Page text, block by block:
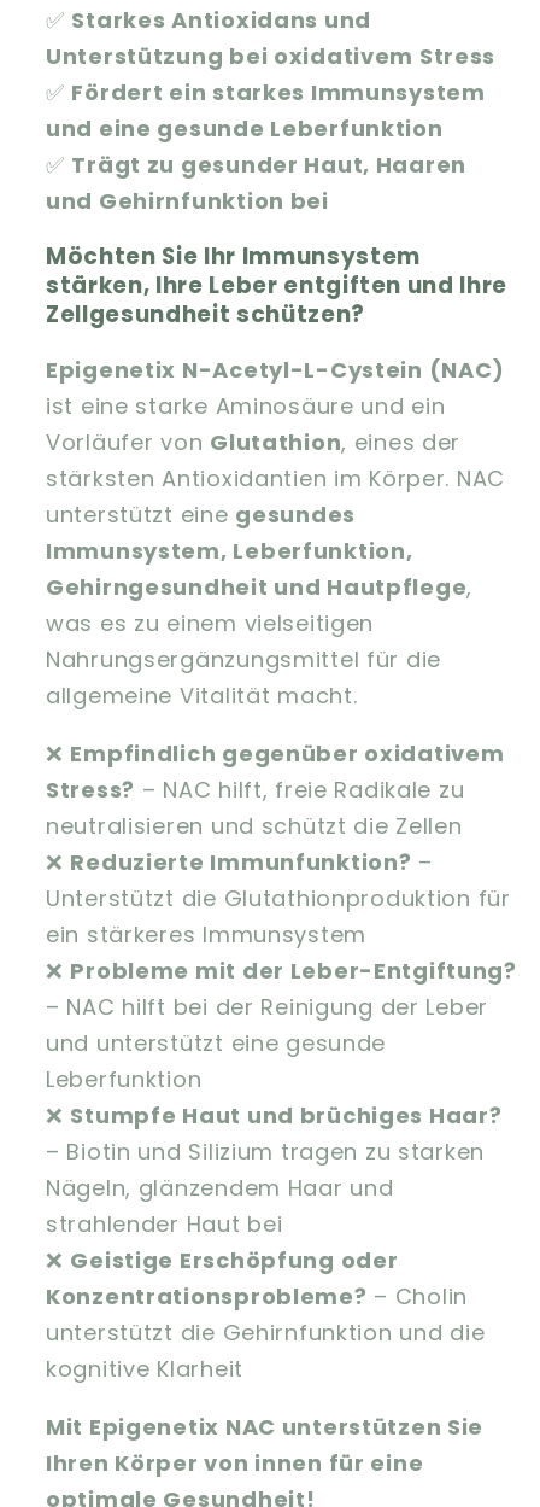
✅ Starkes Antioxidans und
Unterstützung bei oxidativem Stress
✅ Fördert ein starkes Immunsystem
und eine gesunde Leberfunktion
✅ Trägt zu gesunder Haut, Haaren
und Gehirnfunktion bei
Möchten Sie Ihr Immunsystem
stärken, Ihre Leber entgiften und Ihre
Zellgesundheit schützen?
Epigenetix N-Acetyl-L-Cystein (NAC)
ist eine starke Aminosäure und ein
Vorläufer von Glutathion, eines der
stärksten Antioxidantien im Körper. NAC
unterstützt eine gesundes
Immunsystem, Leberfunktion,
Gehirngesundheit und Hautpflege,
was es zu einem vielseitigen
Nahrungsergänzungsmittel für die
allgemeine Vitalität macht.
❌ Empfindlich gegenüber oxidativem
Stress? – NAC hilft, freie Radikale zu
neutralisieren und schützt die Zellen
❌ Reduzierte Immunfunktion? –
Unterstützt die Glutathionproduktion für
ein stärkeres Immunsystem
❌ Probleme mit der Leber-Entgiftung?
– NAC hilft bei der Reinigung der Leber
und unterstützt eine gesunde
Leberfunktion
❌ Stumpfe Haut und brüchiges Haar?
– Biotin und Silizium tragen zu starken
Nägeln, glänzendem Haar und
strahlender Haut bei
❌ Geistige Erschöpfung oder
Konzentrationsprobleme? – Cholin
unterstützt die Gehirnfunktion und die
kognitive Klarheit
Mit Epigenetix NAC unterstützen Sie
Ihren Körper von innen für eine
optimale Gesundheit!